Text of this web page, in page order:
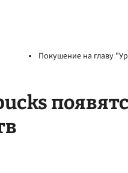
Покушение на главу